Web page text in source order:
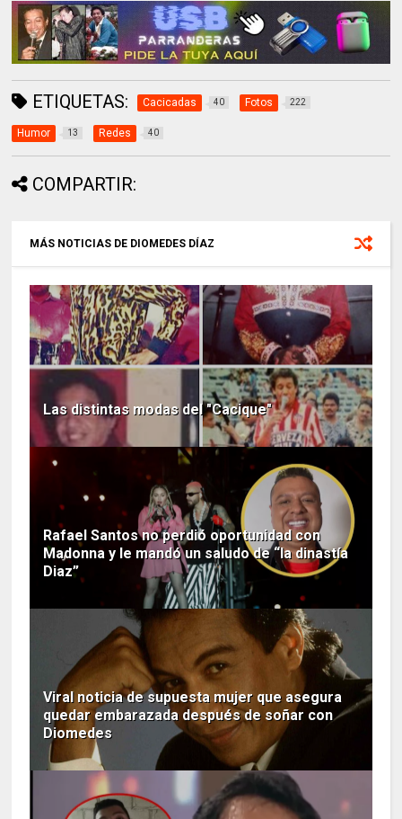
ETIQUETAS: Cacicadas 40 Fotos 222
Humor 13 Redes 40
COMPARTIR:
MÁS NOTICIAS DE DIOMEDES DÍAZ
Las distintas modas del "Cacique"
Rafael Santos no perdió oportunidad con
Madonna y le mandó un saludo de “la dinastía
Diaz”
Viral noticia de supuesta mujer que asegura
quedar embarazada después de soñar con
Diomedes